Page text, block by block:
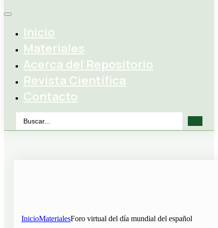
Inicio
Materiales
Acerca del Repositorio
Revista Científica
Contacto
InicioMaterialesForo virtual del día mundial del español